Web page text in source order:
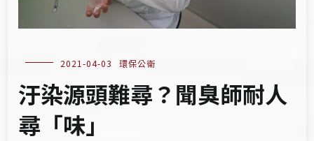
2021-04-03 環保公衛
汙染源頭難尋？聞臭師耐人
尋「味」